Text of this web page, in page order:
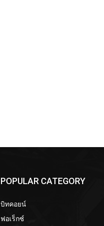
POPULAR CATEGORY
บิทคอยน์
ฟอเร็กซ์